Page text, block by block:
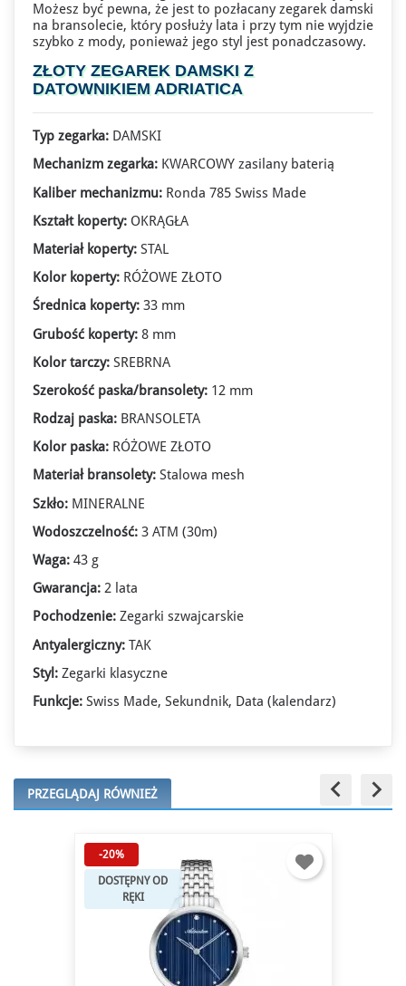
Możesz być pewna, że jest to pozłacany zegarek damski
na bransolecie, który posłuży lata i przy tym nie wyjdzie
szybko z mody, ponieważ jego styl jest ponadczasowy.
ZŁOTY ZEGAREK DAMSKI Z
DATOWNIKIEM ADRIATICA
Typ zegarka: DAMSKI
Mechanizm zegarka: KWARCOWY zasilany baterią
Kaliber mechanizmu: Ronda 785 Swiss Made
Kształt koperty: OKRĄGŁA
Materiał koperty: STAL
Kolor koperty: RÓŻOWE ZŁOTO
Średnica koperty: 33 mm
Grubość koperty: 8 mm
Kolor tarczy: SREBRNA
Szerokość paska/bransolety: 12 mm
Rodzaj paska: BRANSOLETA
Kolor paska: RÓŻOWE ZŁOTO
Materiał bransolety: Stalowa mesh
Szkło: MINERALNE
Wodoszczelność: 3 ATM (30m)
Waga: 43 g
Gwarancja: 2 lata
Pochodzenie: Zegarki szwajcarskie
Antyalergiczny: TAK
Styl: Zegarki klasyczne
Funkcje: Swiss Made, Sekundnik, Data (kalendarz)
PRZEGLĄDAJ RÓWNIEŻ keyboard_arrow_left
-20%
DOSTĘPNY OD
RĘKI
keyboard_arrow_right